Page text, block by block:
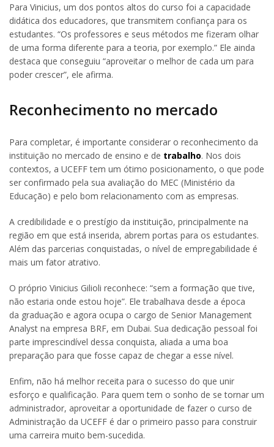
Para Vinicius, um dos pontos altos do curso foi a capacidade
didática dos educadores, que transmitem confiança para os
estudantes. “Os professores e seus métodos me fizeram olhar
de uma forma diferente para a teoria, por exemplo.” Ele ainda
destaca que conseguiu “aproveitar o melhor de cada um para
poder crescer”, ele afirma.
Reconhecimento no mercado
Para completar, é importante considerar o reconhecimento da
instituição no mercado de ensino e de trabalho. Nos dois
contextos, a UCEFF tem um ótimo posicionamento, o que pode
ser confirmado pela sua avaliação do MEC (Ministério da
Educação) e pelo bom relacionamento com as empresas.
A credibilidade e o prestígio da instituição, principalmente na
região em que está inserida, abrem portas para os estudantes.
Além das parcerias conquistadas, o nível de empregabilidade é
mais um fator atrativo.
O próprio Vinicius Gilioli reconhece: “sem a formação que tive,
não estaria onde estou hoje”. Ele trabalhava desde a época
da graduação e agora ocupa o cargo de Senior Management
Analyst na empresa BRF, em Dubai. Sua dedicação pessoal foi
parte imprescindível dessa conquista, aliada a uma boa
preparação para que fosse capaz de chegar a esse nível.
Enfim, não há melhor receita para o sucesso do que unir
esforço e qualificação. Para quem tem o sonho de se tornar um
administrador, aproveitar a oportunidade de fazer o curso de
Administração da UCEFF é dar o primeiro passo para construir
uma carreira muito bem-sucedida.